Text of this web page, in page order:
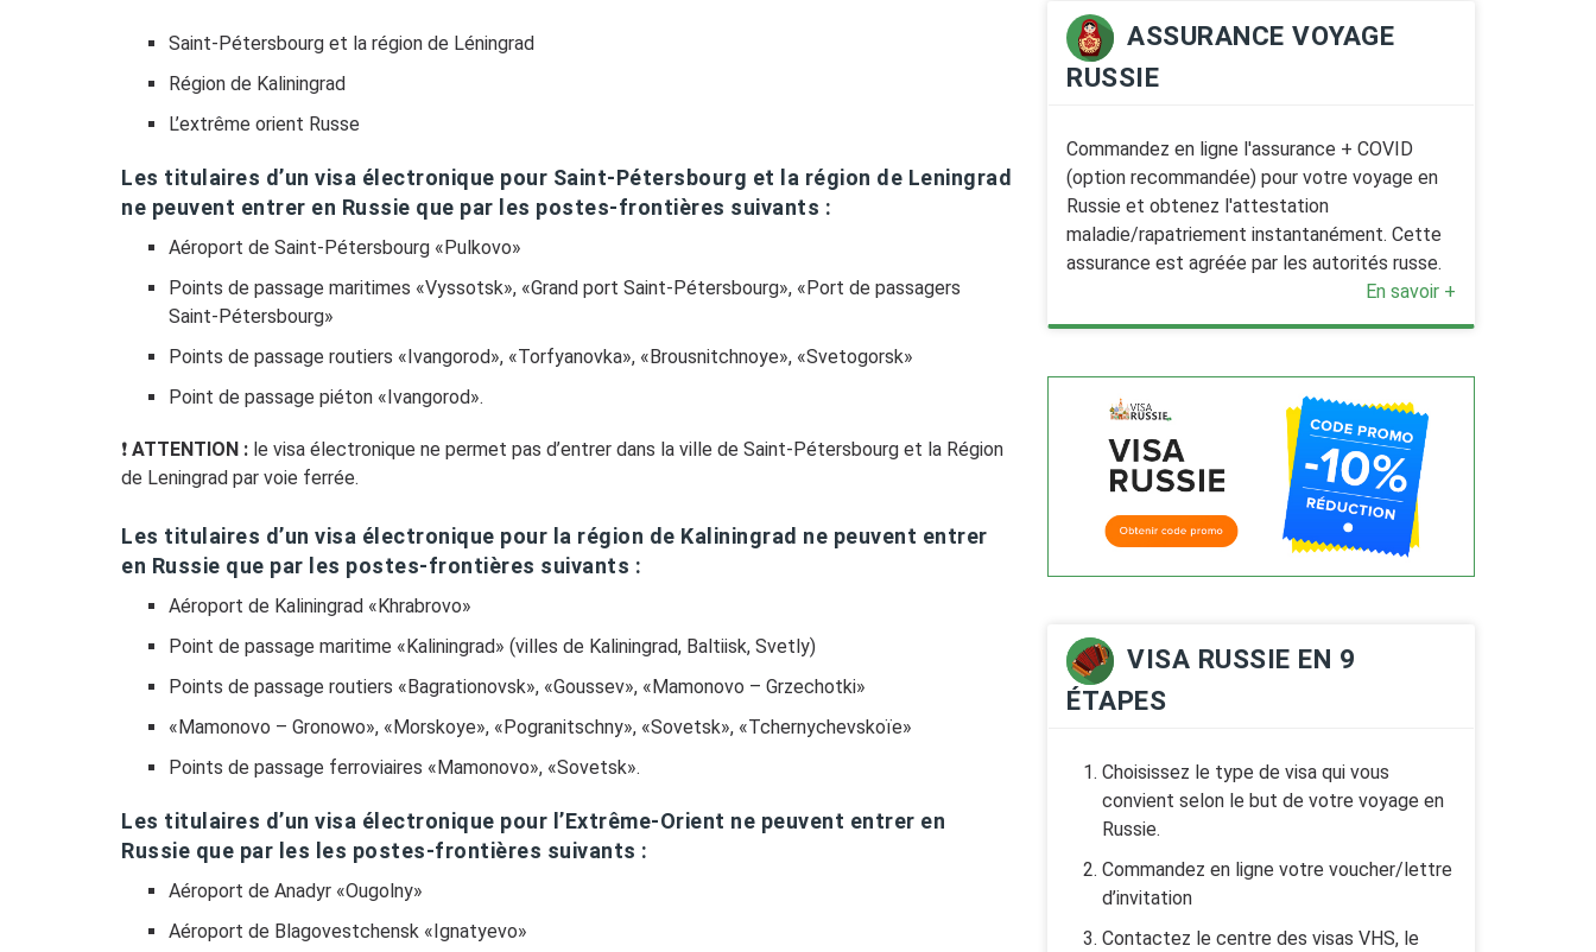
Saint-Pétersbourg et la région de Léningrad
Région de Kaliningrad
L’extrême orient Russe
Les titulaires d’un visa électronique pour Saint-Pétersbourg et la région de Leningrad
ne peuvent entrer en Russie que par les postes-frontières suivants :
Aéroport de Saint-Pétersbourg «Pulkovo»
Points de passage maritimes «Vyssotsk», «Grand port Saint-Pétersbourg», «Port de passagers
Saint-Pétersbourg»
Points de passage routiers «Ivangorod», «Torfyanovka», «Brousnitchnoye», «Svetogorsk»
Point de passage piéton «Ivangorod».
❗️ ATTENTION : le visa électronique ne permet pas d’entrer dans la ville de Saint-Pétersbourg et la Région
de Leningrad par voie ferrée.
Les titulaires d’un visa électronique pour la région de Kaliningrad ne peuvent entrer
en Russie que par les postes-frontières suivants :
Aéroport de Kaliningrad «Khrabrovo»
Point de passage maritime «Kaliningrad» (villes de Kaliningrad, Baltiisk, Svetly)
Points de passage routiers «Bagrationovsk», «Goussev», «Mamonovo – Grzechotki»
«Mamonovo – Gronowo», «Morskoye», «Pogranitschny», «Sovetsk», «Tchernychevskoïe»
Points de passage ferroviaires «Mamonovo», «Sovetsk».
Les titulaires d’un visa électronique pour l’Extrême-Orient ne peuvent entrer en
Russie que par les les postes-frontières suivants :
Aéroport de Anadyr «Ougolny»
Aéroport de Blagovestchensk «Ignatyevo»
ASSURANCE VOYAGE
RUSSIE
Commandez en ligne l'assurance + COVID
(option recommandée) pour votre voyage en
Russie et obtenez l'attestation
maladie/rapatriement instantanément. Cette
assurance est agréée par les autorités russe.
En savoir +
VISA RUSSIE EN 9
ÉTAPES
Choisissez le type de visa qui vous
convient selon le but de votre voyage en
Russie.
Commandez en ligne votre voucher/lettre
d’invitation
Contactez le centre des visas VHS, le